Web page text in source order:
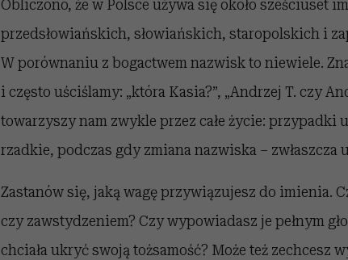
Obliczono, że w Polsce używa się około sześciuset
przedsłowiańskich, słowiańskich, staropolskich i
W porównaniu z bogactwem nazwisk to niewiele.
i często uściślamy: „która Kasia?”, „Andrzej T. czy
towarzyszy nam zwykle przez całe życie: przypadki
rzadkie, podczas gdy zmiana nazwiska –
Zastanów się, jaką wagę przywiązujesz do imienia.
czy zawstydzeniem? Czy wypowiadasz je pełnym
chciała ukryć swoją tożsamość? Może też zechcesz